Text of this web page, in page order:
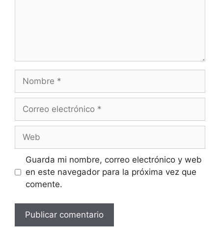
Guarda mi nombre, correo electrónico y web
en este navegador para la próxima vez que
comente.